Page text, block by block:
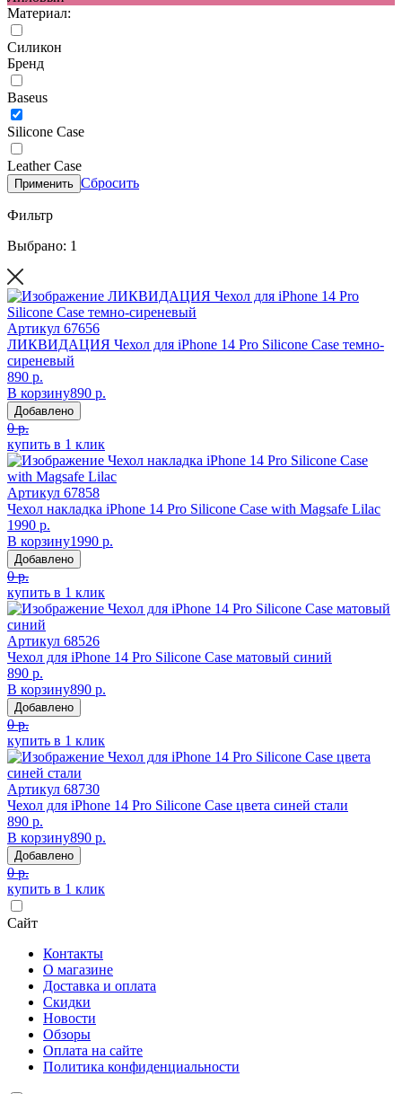
Материал:
Силикон
Бренд
Baseus
Silicone Case
Leather Case
Применить Сбросить
Фильтр
Выбрано: 1
Артикул 67656
ЛИКВИДАЦИЯ Чехол для iPhone 14 Pro Silicone Case темно-
сиреневый
890 р.
В корзину890 р.
Добавлено
0 р.
купить в 1 клик
Артикул 67858
Чехол накладка iPhone 14 Pro Silicone Case with Magsafe Lilac
1990 р.
В корзину1990 р.
Добавлено
0 р.
купить в 1 клик
Артикул 68526
Чехол для iPhone 14 Pro Silicone Case матовый синий
890 р.
В корзину890 р.
Добавлено
0 р.
купить в 1 клик
Артикул 68730
Чехол для iPhone 14 Pro Silicone Case цвета синей стали
890 р.
В корзину890 р.
Добавлено
0 р.
купить в 1 клик
Сайт
Контакты
О магазине
Доставка и оплата
Скидки
Новости
Обзоры
Оплата на сайте
Политика конфиденциальности